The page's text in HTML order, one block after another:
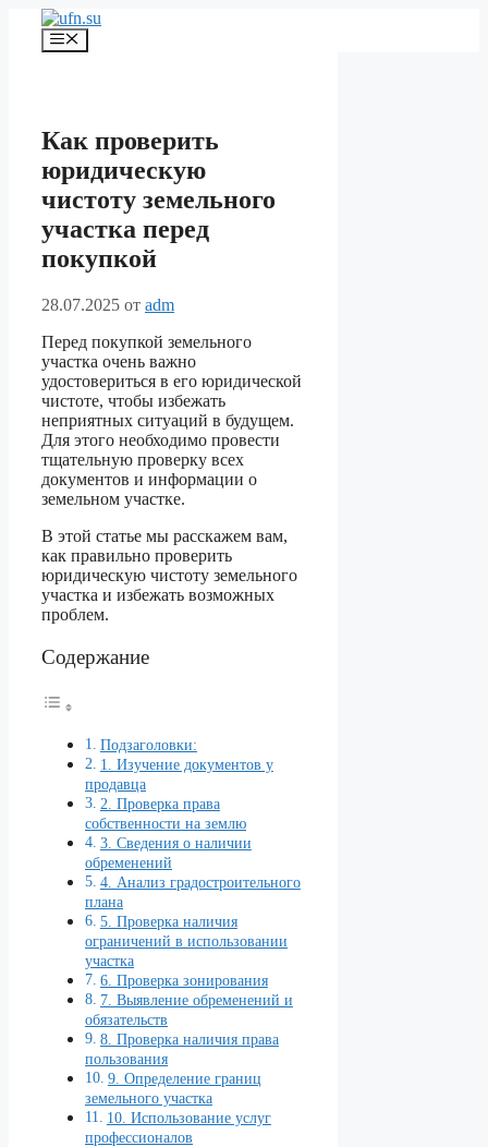
Перейти
содержимому
Меню
Как проверить
юридическую
чистоту земельного
участка перед
покупкой
28.07.2025 от adm
Перед покупкой земельного
участка очень важно
удостовериться в его юридической
чистоте, чтобы избежать
неприятных ситуаций в будущем.
Для этого необходимо провести
тщательную проверку всех
документов и информации о
земельном участке.
В этой статье мы расскажем вам,
как правильно проверить
юридическую чистоту земельного
участка и избежать возможных
проблем.
Содержание
Подзаголовки:
1. Изучение документов у
продавца
2. Проверка права
собственности на землю
3. Сведения о наличии
обременений
4. Анализ градостроительного
плана
5. Проверка наличия
ограничений в использовании
участка
6. Проверка зонирования
7. Выявление обременений и
обязательств
8. Проверка наличия права
пользования
9. Определение границ
земельного участка
10. Использование услуг
профессионалов